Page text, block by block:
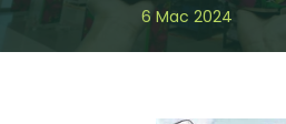
6 Mac 2024